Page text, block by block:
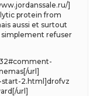
]
protein from
aussi et surtout
simplement refuser
url]
start-2.html]drofvz
url]